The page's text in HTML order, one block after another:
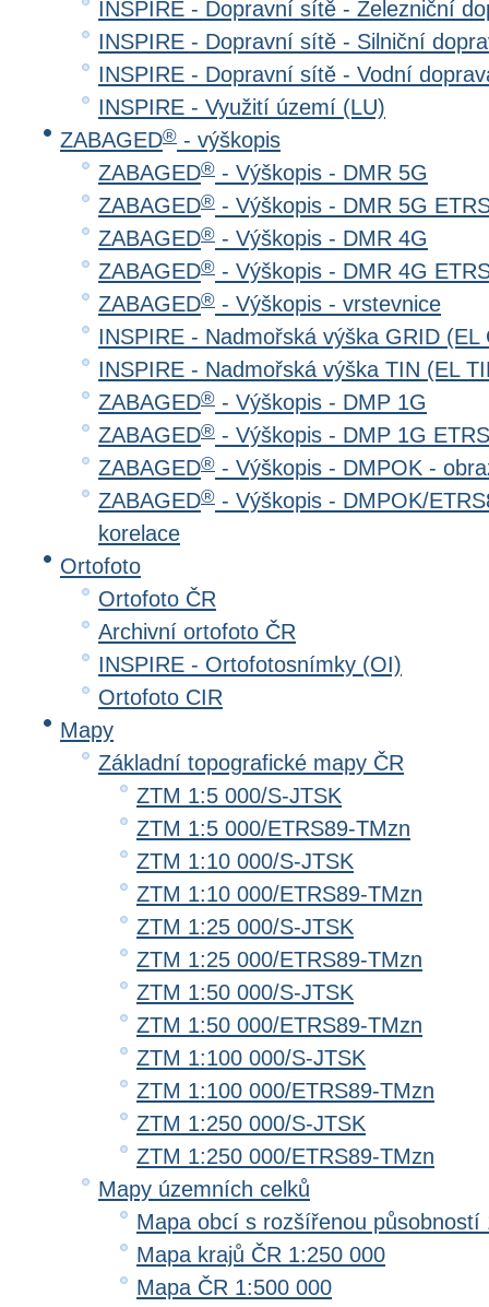
INSPIRE - Dopravní sítě - Železniční
INSPIRE - Dopravní sítě - Silniční
INSPIRE - Dopravní sítě - Vodní
INSPIRE - Využití území (LU)
ZABAGED® - výškopis
ZABAGED® - Výškopis - DMR 5G
ZABAGED® - Výškopis - DMR 5G
ZABAGED® - Výškopis - DMR 4G
ZABAGED® - Výškopis - DMR 4G
ZABAGED® - Výškopis - vrstevnice
INSPIRE - Nadmořská výška GRID (EL
INSPIRE - Nadmořská výška TIN (EL
ZABAGED® - Výškopis - DMP 1G
ZABAGED® - Výškopis - DMP 1G
ZABAGED® - Výškopis - DMPOK -
ZABAGED® - Výškopis - DMPOK/
korelace
Ortofoto
Ortofoto ČR
Archivní ortofoto ČR
INSPIRE - Ortofotosnímky (OI)
Ortofoto CIR
Mapy
Základní topografické mapy ČR
ZTM 1:5 000/S-JTSK
ZTM 1:5 000/ETRS89-TMzn
ZTM 1:10 000/S-JTSK
ZTM 1:10 000/ETRS89-TMzn
ZTM 1:25 000/S-JTSK
ZTM 1:25 000/ETRS89-TMzn
ZTM 1:50 000/S-JTSK
ZTM 1:50 000/ETRS89-TMzn
ZTM 1:100 000/S-JTSK
ZTM 1:100 000/ETRS89-TMzn
ZTM 1:250 000/S-JTSK
ZTM 1:250 000/ETRS89-TMzn
Mapy územních celků
Mapa obcí s rozšířenou působností
Mapa krajů ČR 1:250 000
Mapa ČR 1:500 000